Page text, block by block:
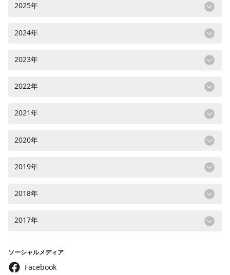
2025年
2024年
2023年
2022年
2021年
2020年
2019年
2018年
2017年
ソーシャルメディア
Facebook